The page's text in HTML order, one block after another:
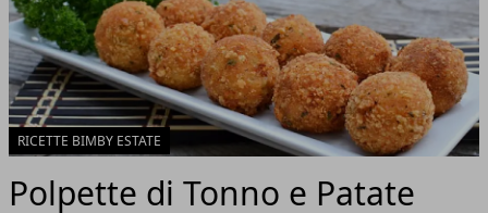
RICETTE BIMBY ESTATE
Polpette di Tonno e Patate